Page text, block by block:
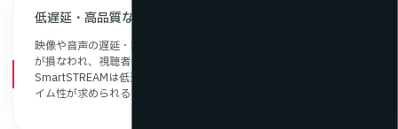
低遅延・高品質な映像でライブ配信をしたい
映像や音声の遅延・乱れが生じると、ライブ配信の一体感や臨場感
が損なわれ、視聴者の満足度も低下します。
SmartSTREAMは低遅延かつ高画質な映像配信を実現し、リアルタ
イム性が求められるイベントでも快適な視聴体験を提供します。